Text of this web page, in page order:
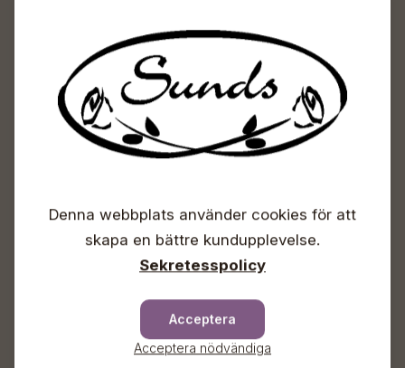
Sunds Trädgårdscenter
Lördagar 09-16
Denna webbplats använder cookies för att
skapa en bättre kundupplevelse.
Sekretesspolicy
Acceptera
Acceptera nödvändiga